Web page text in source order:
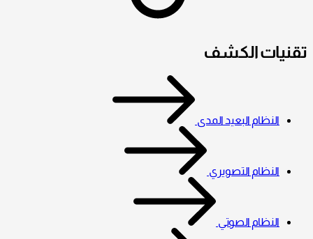
تقنيات الكشف
النظام البعيد المدى
النظام التصويري
النظام الصوتي